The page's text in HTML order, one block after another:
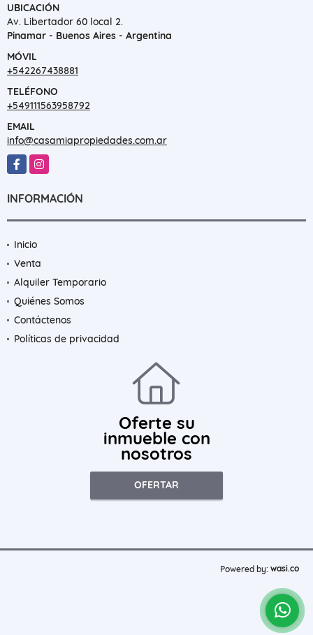
UBICACIÓN
Av. Libertador 60 local 2.
Pinamar - Buenos Aires - Argentina
MÓVIL
+542267438881
TELÉFONO
+549111563958792
EMAIL
info@casamiapropiedades.com.ar
FacebookInstagram
INFORMACIÓN
Inicio
Venta
Alquiler Temporario
Quiénes Somos
Contáctenos
Políticas de privacidad
Oferte su
inmueble con
nosotros
OFERTAR
Powered by: wasi.co